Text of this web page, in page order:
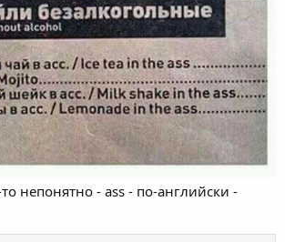
непонятно - ass - по-английски -